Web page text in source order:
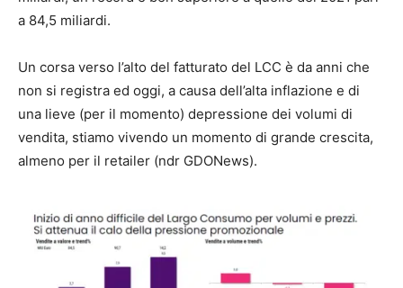
a 84,5 miliardi.
Un corsa verso l’alto del fatturato del LCC è da anni che
non si registra ed oggi, a causa dell’alta inflazione e di
una lieve (per il momento) depressione dei volumi di
vendita, stiamo vivendo un momento di grande crescita,
almeno per il retailer (ndr GDONews).